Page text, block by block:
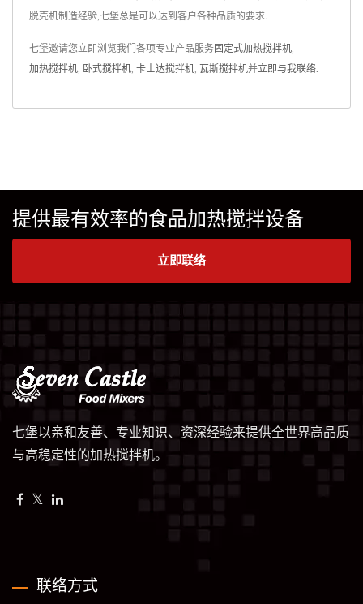
脱壳机制造经验,七堡总是可以达到客户各种品质的要求.
七堡邀请您立即浏览我们各项专业产品服务固定式加热搅拌机
加热搅拌机 卧式搅拌机 卡士达搅拌机 瓦斯搅拌机并立即与我联络
提供最有效率的食品加热搅拌设备
立即联络
七堡以亲和友善、专业知识、资深经验来提供全世界高品质
与高稳定性的加热搅拌机。
联络方式